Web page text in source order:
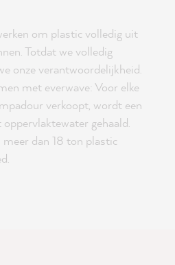
om plastic volledig uit
Totdat we volledig
onze verantwoordelijkheid.
met everwave: Voor elke
verkoopt, wordt een
gehaald.
dan 18 ton plastic